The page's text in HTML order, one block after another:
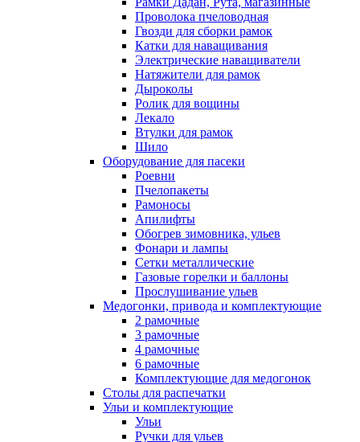
Проволока пчеловодная
Гвозди для сборки рамок
Катки для наващивания
Электрические наващиватели
Натяжители для рамок
Дыроколы
Ролик для вощины
Лекало
Втулки для рамок
Шило
Оборудование для пасеки
Роевни
Пчелопакеты
Рамоносы
Апилифты
Обогрев зимовника, ульев
Фонари и лампы
Сетки металлические
Газовые горелки и баллоны
Прослушивание ульев
Медогонки, привода и комплектующие
2 рамочные
3 рамочные
4 рамочные
6 рамочные
Комплектующие для медогонок
Столы для распечатки
Ульи и комплектующие
Ульи
Ручки для ульев